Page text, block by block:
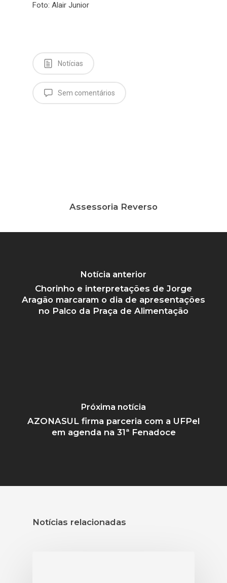
Foto: Alair Junior
Notícias
Sem comentários
Assessoria Reverso
Notícia anterior
Chorinho e interpretações de Jorge
Aragão marcaram o dia de apresentações
no Palco da Praça de Alimentação
Próxima notícia
AZONASUL firma parceria com a UFPel
em agenda na 31ª Fenadoce
Notícias relacionadas